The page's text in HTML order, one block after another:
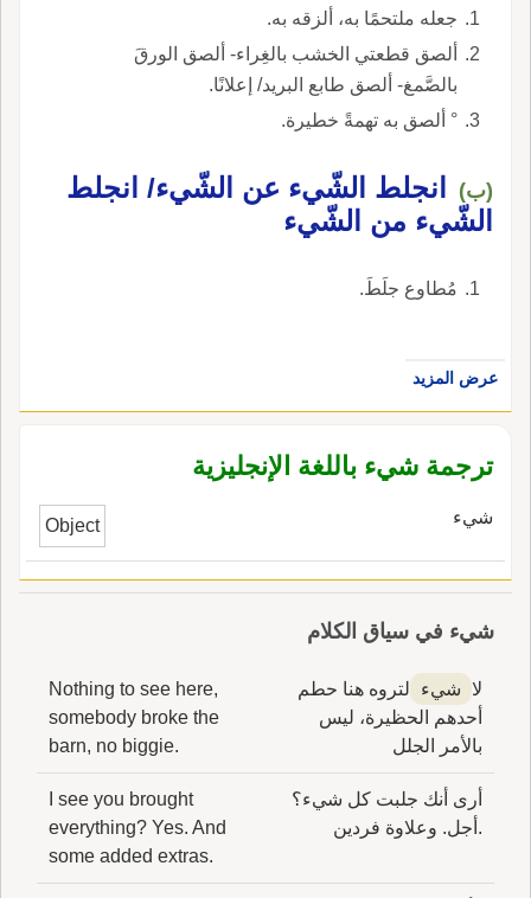
جعله ملتحمًا به، ألزقه به.
ألصق قطعتي الخشب بالغِراء- ألصق الورقَ
بالصَّمغ- ألصق طابع البريد/ إعلانًا.
° ألصق به تهمةً خطيرة.
(ب)
انجلط الشّيء عن الشّيء/ انجلط
الشّيء من الشّيء
مُطاوع جلَطَ.
عرض المزيد
ترجمة شيء باللغة الإنجليزية
شيء Object
شيء في سياق الكلام
لا شيء
لتروه هنا حطم
أحدهم الحظيرة، ليس
بالأمر الجلل
Nothing to see here,
somebody broke the
barn, no biggie.
أرى أنك جلبت كل شيء؟
.أجل. وعلاوة فردين
I see you brought
everything? Yes. And
some added extras.